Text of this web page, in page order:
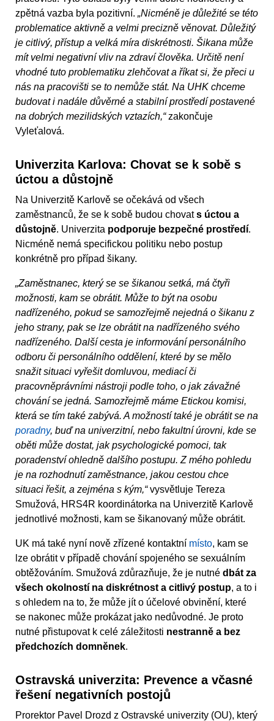
zpětná vazba byla pozitivní. „Nicméně je důležité se této
problematice aktivně a velmi precizně věnovat. Důležitý
je citlivý, přístup a velká míra diskrétnosti. Šikana může
mít velmi negativní vliv na zdraví člověka. Určitě není
vhodné tuto problematiku zlehčovat a říkat si, že přeci u
nás na pracovišti se to nemůže stát. Na UHK chceme
budovat i nadále důvěrné a stabilní prostředí postavené
na dobrých mezilidských vztazích,“zakončuje
Vyleťalová.
Univerzita Karlova: Chovat se k sobě s
úctou a důstojně
Na Univerzitě Karlově se očekává od všech
zaměstnanců, že se k sobě budou chovats úctou a
důstojně. Univerzita podporuje bezpečné prostředí.
Nicméně nemá specifickou politiku nebo postup
konkrétně pro případ šikany.
„Zaměstnanec, který se se šikanou setká, má čtyři
možnosti, kam se obrátit. Může to být na osobu
nadřízeného, pokud se samozřejmě nejedná o šikanu z
jeho strany, pak se lze obrátit na nadřízeného svého
nadřízeného. Další cesta je informování personálního
odboru či personálního oddělení, které by se mělo
snažit situaci vyřešit domluvou, mediací či
pracovněprávními nástroji podle toho, o jak závažné
chování se jedná. Samozřejmě máme Etickou komisi,
která se tím také zabývá. A možností také je obrátit se na
poradny, buď na univerzitní, nebo fakultní úrovni, kde se
oběti může dostat, jak psychologické pomoci, tak
poradenství ohledně dalšího postupu. Z mého pohledu
je na rozhodnutí zaměstnance, jakou cestou chce
situaci řešit, a zejména s kým,“vysvětluje Tereza
Smužová, HRS4R koordinátorka na Univerzitě Karlově
jednotlivé možnosti, kam se šikanovaný může obrátit.
UK má také nyní nově zřízené kontaktní místo, kam se
lze obrátit v případě chování spojeného se sexuálním
obtěžováním. Smužová zdůrazňuje, že je nutné dbát za
všech okolností na diskrétnost a citlivý postup, a to i
s ohledem na to, že může jít o účelové obvinění, které
se nakonec může prokázat jako nedůvodné. Je proto
nutné přistupovat k celé záležitosti nestranně a bez
předchozích domněnek.
Ostravská univerzita: Prevence a včasné
řešení negativních postojů
Prorektor Pavel Drozd z Ostravské univerzity (OU), který